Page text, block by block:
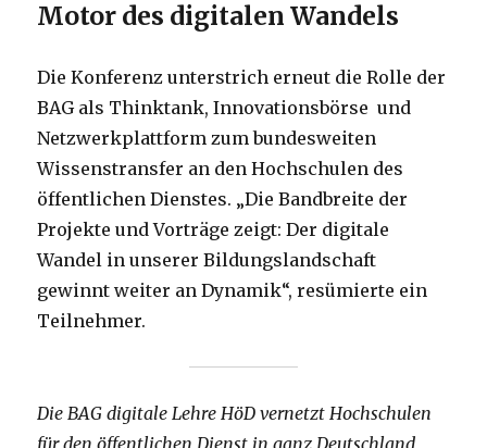
Motor des digitalen Wandels
Die Konferenz unterstrich erneut die Rolle der
BAG als Thinktank, Innovationsbörse und
Netzwerkplattform zum bundesweiten
Wissenstransfer an den Hochschulen des
öffentlichen Dienstes. „Die Bandbreite der
Projekte und Vorträge zeigt: Der digitale
Wandel in unserer Bildungslandschaft
gewinnt weiter an Dynamik“, resümierte ein
Teilnehmer.
Die BAG digitale Lehre HöD vernetzt Hochschulen